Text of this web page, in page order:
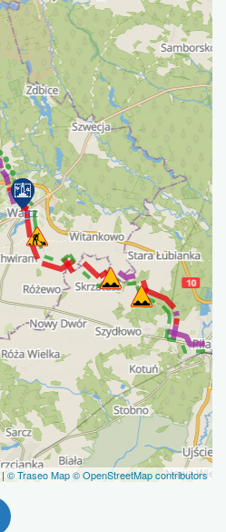
|© Traseo Map© OpenStreetMap contributors